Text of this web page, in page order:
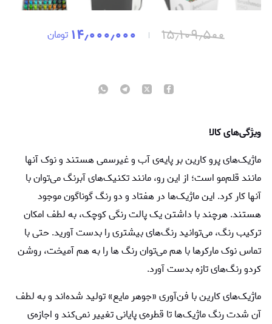
۱۵٫۱۰۹٫۵۰۰ ۱۴٫۰۰۰٫۰۰۰ تومان
ویژگی‌های کالا
ماژیک‌های پرو کارین بر پایه‌ی آب و غیرسمی هستند و نوک آنها
مانند قلم‌مو است؛ از این رو، مانند تکنیک‌های آبرنگ می‌توان با
آنها کار کرد. این ماژیک‌ها در هفتاد و دو رنگ گوناگون موجود
هستند. هرچند با داشتن یک پالت رنگی کوچک، به لطف امکان
ترکیب رنگ، می‌توانید رنگ‌های بیشتری را بدست آورید. حتی با
تماس نوک مارکرها با هم می‌توان رنگ ها را به هم آمیخت، روشن
کردو رنگ‌های تازه بدست آورد.
ماژیک‌های کارین با فن‌آوری «جوهر مایع» تولید شده‌اند و به لطف
آن شدت رنگ ماژیک‌ها تا قطره‌ی پایانی تغییر نمی‌کند و اجازه‌ی